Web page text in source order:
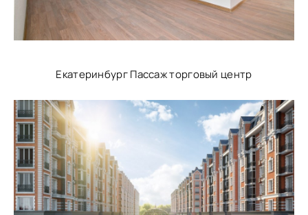
Екатеринбург Пассаж торговый центр